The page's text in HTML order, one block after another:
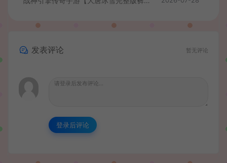
发表评论 暂无评论
登录后评论